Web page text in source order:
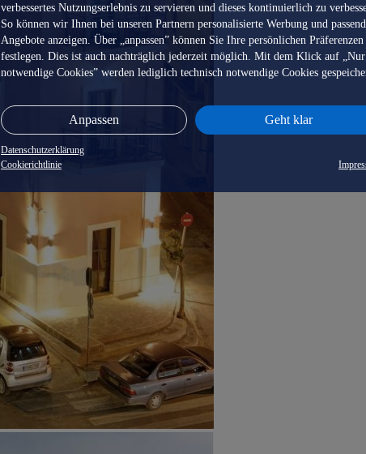
verbessertes Nutzungserlebnis zu servieren und dieses kontinuierlich zu
So können wir Ihnen bei unseren Partnern personalisierte Werbung und
Angebote anzeigen. Über „anpassen” können Sie Ihre persönlichen Präferenzen
festlegen. Dies ist auch nachträglich jederzeit möglich. Mit dem Klick auf „Nur
notwendige Cookies” werden lediglich technisch notwendige Cookies
Anpassen Geht klar
Datenschutzerklärung
Cookierichtlinie